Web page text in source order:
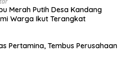
Merah Putih Desa Kandang
Warga Ikut Terangkat
Pertamina, Tembus Perusahaan